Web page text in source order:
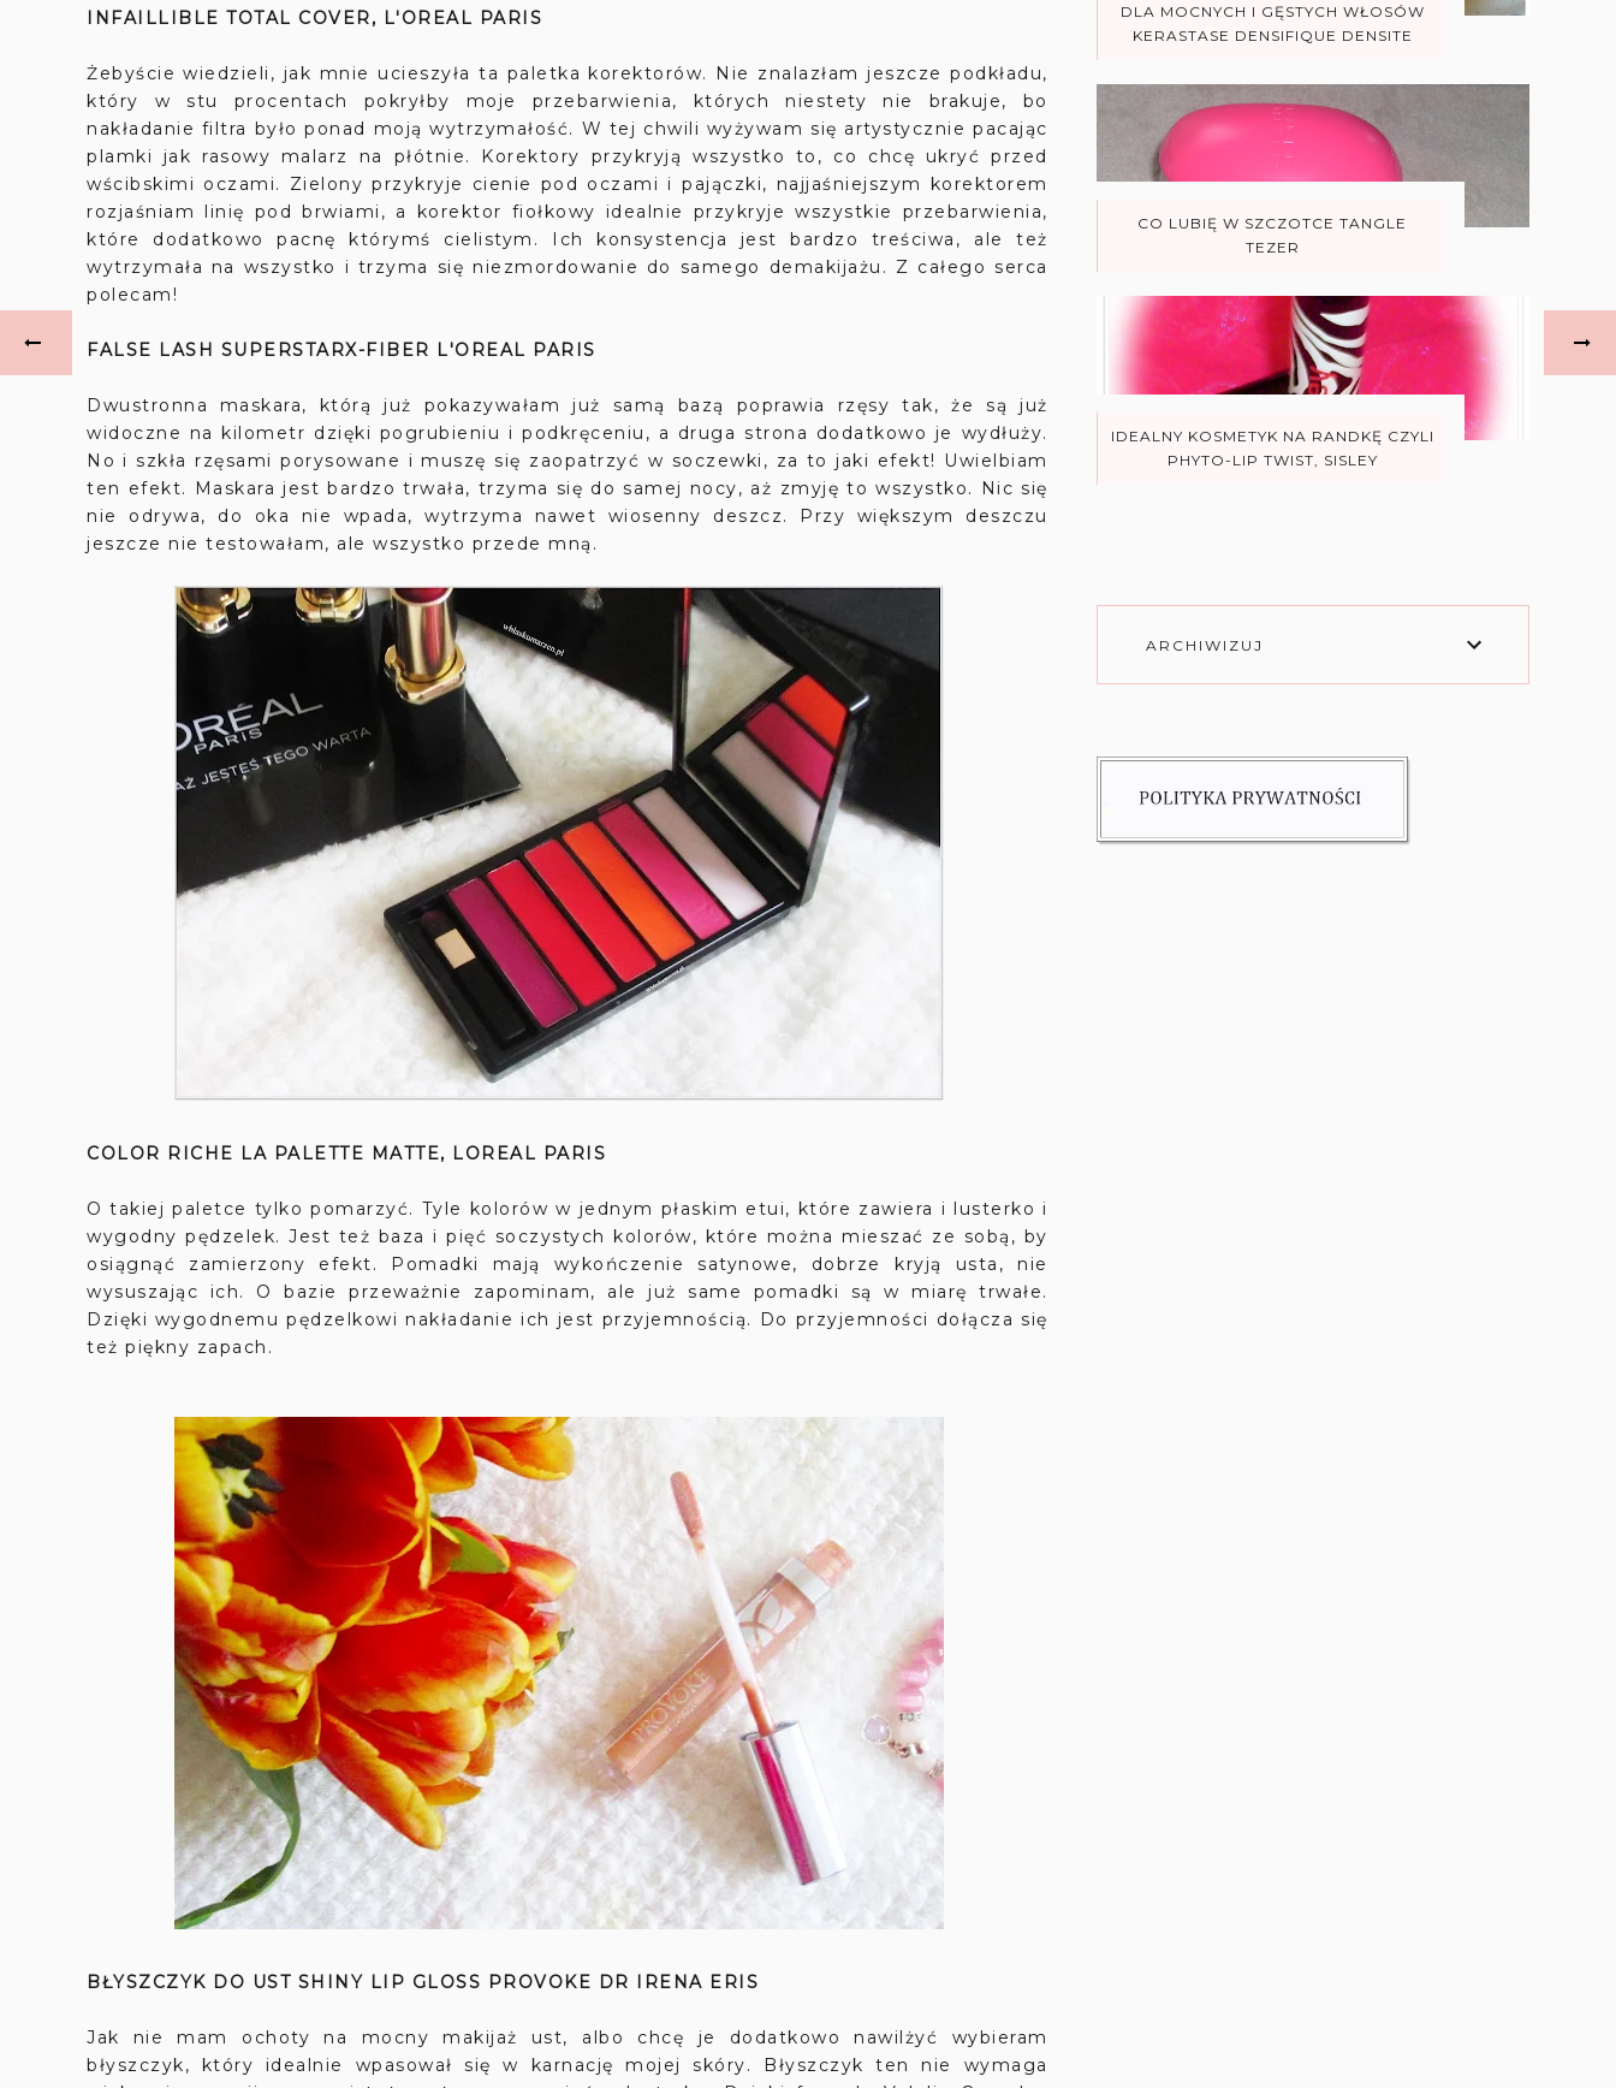
INFAILLIBLE TOTAL COVER, L'OREAL PARIS
Żebyście wiedzieli, jak mnie ucieszyła ta paletka korektorów. Nie znalazłam jeszcze podkładu,
który w stu procentach pokryłby moje przebarwienia, których niestety nie brakuje, bo
nakładanie filtra było ponad moją wytrzymałość. W tej chwili wyżywam się artystycznie pacając
plamki jak rasowy malarz na płótnie. Korektory przykryją wszystko to, co chcę ukryć przed
wścibskimi oczami. Zielony przykryje cienie pod oczami i pajączki, najjaśniejszym korektorem
rozjaśniam linię pod brwiami, a korektor fiołkowy idealnie przykryje wszystkie przebarwienia,
które dodatkowo pacnę którymś cielistym. Ich konsystencja jest bardzo treściwa, ale też
wytrzymała na wszystko i trzyma się niezmordowanie do samego demakijażu. Z całego serca
polecam!
FALSE LASH SUPERSTARX-FIBER L'OREAL PARIS
Dwustronna maskara, którą już pokazywałam już samą bazą poprawia rzęsy tak, że są już
widoczne na kilometr dzięki pogrubieniu i podkręceniu, a druga strona dodatkowo je wydłuży.
No i szkła rzęsami porysowane i muszę się zaopatrzyć w soczewki, za to jaki efekt! Uwielbiam
ten efekt. Maskara jest bardzo trwała, trzyma się do samej nocy, aż zmyję to wszystko. Nic się
nie odrywa, do oka nie wpada, wytrzyma nawet wiosenny deszcz. Przy większym deszczu
jeszcze nie testowałam, ale wszystko przede mną.
COLOR RICHE LA PALETTE MATTE, LOREAL PARIS
O takiej paletce tylko pomarzyć. Tyle kolorów w jednym płaskim etui, które zawiera i lusterko i
wygodny pędzelek. Jest też baza i pięć soczystych kolorów, które można mieszać ze sobą, by
osiągnąć zamierzony efekt. Pomadki mają wykończenie satynowe, dobrze kryją usta, nie
wysuszając ich. O bazie przeważnie zapominam, ale już same pomadki są w miarę trwałe.
Dzięki wygodnemu pędzelkowi nakładanie ich jest przyjemnością. Do przyjemności dołącza się
też piękny zapach.
BŁYSZCZYK DO UST SHINY LIP GLOSS PROVOKE DR IRENA ERIS
Jak nie mam ochoty na mocny makijaż ust, albo chcę je dodatkowo nawilżyć wybieram
błyszczyk, który idealnie wpasował się w karnację mojej skóry. Błyszczyk ten nie wymaga
DLA MOCNYCH I GĘSTYCH WŁOSÓW
KERASTASE DENSIFIQUE DENSITE
CO LUBIĘ W SZCZOTCE TANGLE
TEZER
IDEALNY KOSMETYK NA RANDKĘ CZYLI
PHYTO-LIP TWIST, SISLEY
ARCHIWIZUJ